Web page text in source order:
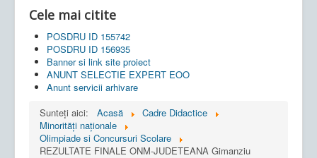
Cele mai citite
POSDRU ID 155742
POSDRU ID 156935
Banner si link site proiect
ANUNT SELECTIE EXPERT EOO
Anunt servicii arhivare
Sunteți aici:
Acasă
Cadre Didactice
Minorități naționale
Olimpiade si Concursuri Scolare
REZULTATE FINALE ONM-JUDETEANA Gimanziu